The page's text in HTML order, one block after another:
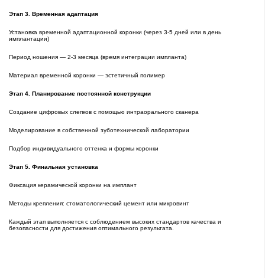
Этап 3. Временная адаптация
Установка временной адаптационной коронки (через 3-5 дней или в день
имплантации)
Период ношения — 2-3 месяца (время интеграции импланта)
Материал временной коронки — эстетичный полимер
Этап 4. Планирование постоянной конструкции
Создание цифровых слепков с помощью интраорального сканера
Моделирование в собственной зуботехнической лаборатории
Подбор индивидуального оттенка и формы коронки
Этап 5. Финальная установка
Фиксация керамической коронки на имплант
Методы крепления: стоматологический цемент или микровинт
Каждый этап выполняется с соблюдением высоких стандартов качества и
безопасности для достижения оптимального результата.